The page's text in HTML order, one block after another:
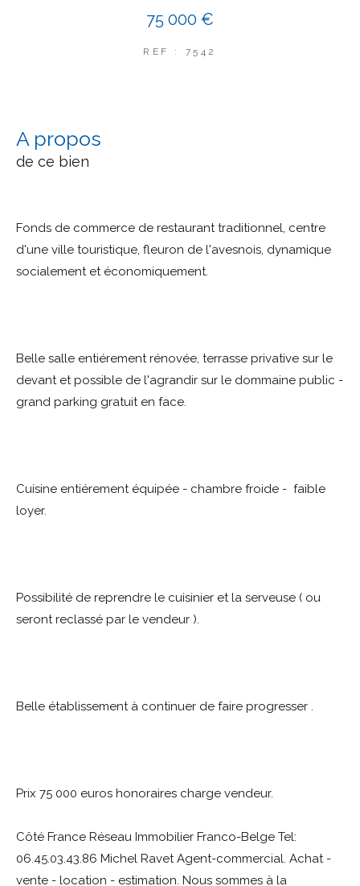
75 000 €
REF : 7542
a propos
de ce bien
Fonds de commerce de restaurant traditionnel, centre
d'une ville touristique, fleuron de l'avesnois, dynamique
socialement et économiquement.
Belle salle entiérement rénovée, terrasse privative sur le
devant et possible de l'agrandir sur le dommaine public -
grand parking gratuit en face.
Cuisine entiérement équipée - chambre froide - faible
loyer.
Possibilité de reprendre le cuisinier et la serveuse ( ou
seront reclassé par le vendeur ).
Belle établissement à continuer de faire progresser .
Prix 75 000 euros honoraires charge vendeur.
Côté France Réseau Immobilier Franco-Belge Tel:
06.45.03.43.86 Michel Ravet Agent-commercial. Achat -
vente - location - estimation. Nous sommes à la